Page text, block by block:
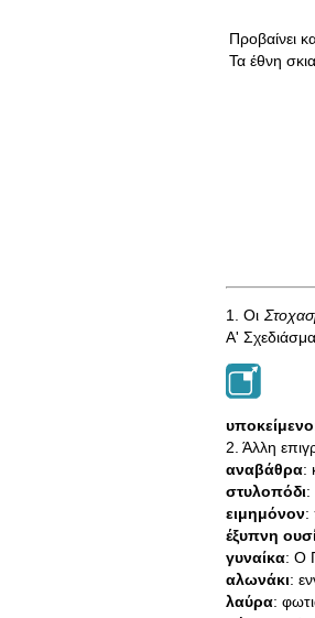
Προβαίνει
Τα έθνη
1. Οι
Α'
υποκείμενο
2. Άλλη
αναβάθρα:
στυλοπόδι:
ειμημόνον:
έξυπνη
γυναίκα: Ο
αλωνάκι:
λαύρα: